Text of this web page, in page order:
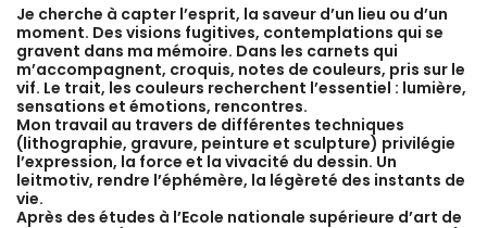
Je cherche à capter l’esprit, la saveur d’un lieu ou d’un
moment. Des visions fugitives, contemplations qui se
gravent dans ma mémoire. Dans les carnets qui
m’accompagnent, croquis, notes de couleurs, pris sur le
vif. Le trait, les couleurs recherchent l’essentiel : lumière,
sensations et émotions, rencontres.
Mon travail au travers de différentes techniques
(lithographie, gravure, peinture et sculpture) privilégie
l’expression, la force et la vivacité du dessin. Un
leitmotiv, rendre l’éphémère, la légèreté des instants de
vie.
Après des études à l’Ecole nationale supérieure d’art de